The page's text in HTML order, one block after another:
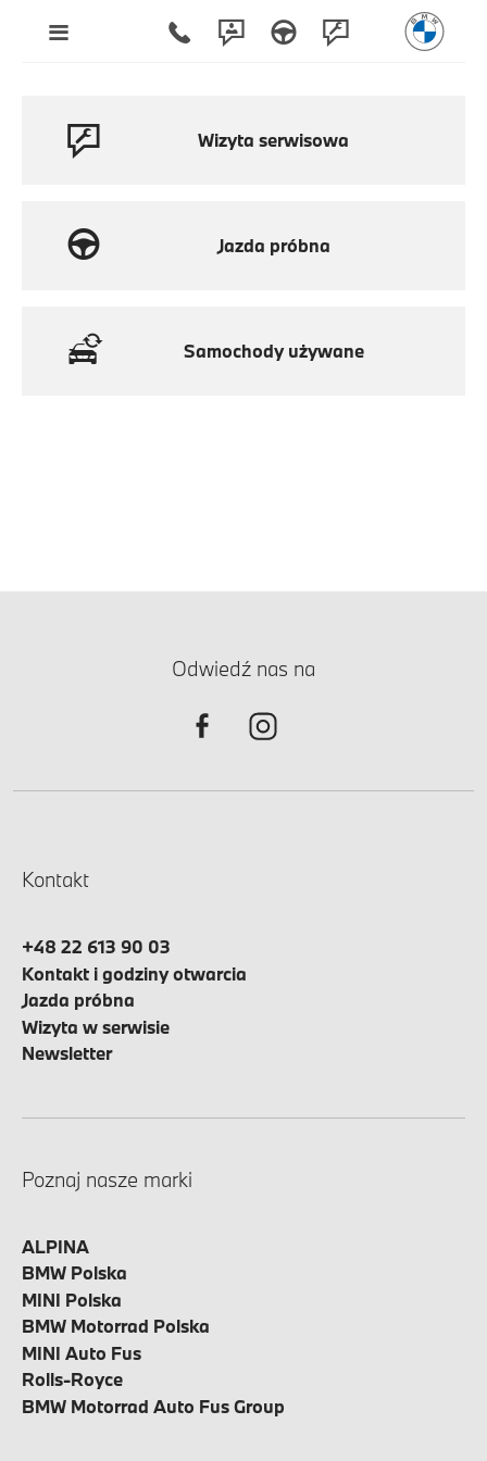
Wizyta serwisowa
Jazda próbna
Samochody używane
Odwiedź nas na
Kontakt
+48 22 613 90 03
Kontakt i godziny otwarcia
Jazda próbna
Wizyta w serwisie
Newsletter
Poznaj nasze marki
ALPINA
BMW Polska
MINI Polska
BMW Motorrad Polska
MINI Auto Fus
Rolls-Royce
BMW Motorrad Auto Fus Group